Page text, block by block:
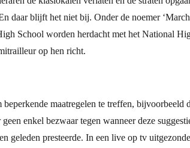
daar blijft het niet bij. Onder de noemer
School worden herdacht met het National
op hen richt.
maatregelen te treffen, bijvoorbeeld
enkel bezwaar tegen wanneer deze
presteerde. In een live op tv